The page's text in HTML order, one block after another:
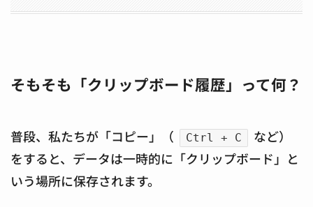
そもそも「クリップボード履歴」って何？
普段、私たちが「コピー」（ Ctrl + C
など）
をすると、データは一時的に「クリップボード」と
いう場所に保存されます。